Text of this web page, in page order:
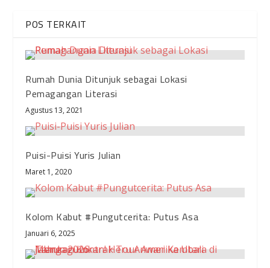
POS TERKAIT
Rumah Dunia Ditunjuk sebagai Lokasi
Pemagangan Literasi
Agustus 13, 2021
Puisi-Puisi Yuris Julian
Maret 1, 2020
Kolom Kabut #Pungutcerita: Putus Asa
Januari 6, 2025